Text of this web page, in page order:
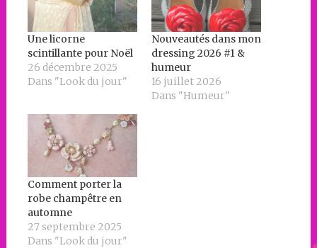
Une licorne
scintillante pour Noël
26 décembre 2025
Dans "Look du jour"
Nouveautés dans mon
dressing 2026 #1 &
humeur
16 juillet 2026
Dans "Humeur"
Comment porter la
robe champêtre en
automne
27 septembre 2025
Dans "Look du jour"